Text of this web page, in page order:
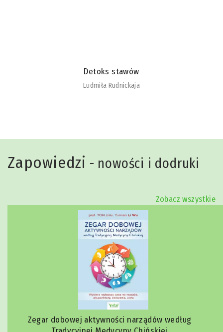
Detoks stawów
Ludmiła Rudnickaja
Zapowiedzi - nowości i dodruki
Zobacz wszystkie
Zegar dobowej aktywności narządów według